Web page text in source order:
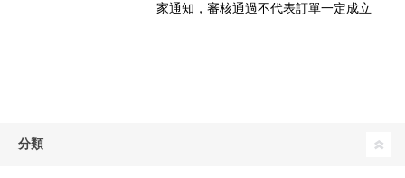
家通知，審核通過不代表訂單一定成立
分類